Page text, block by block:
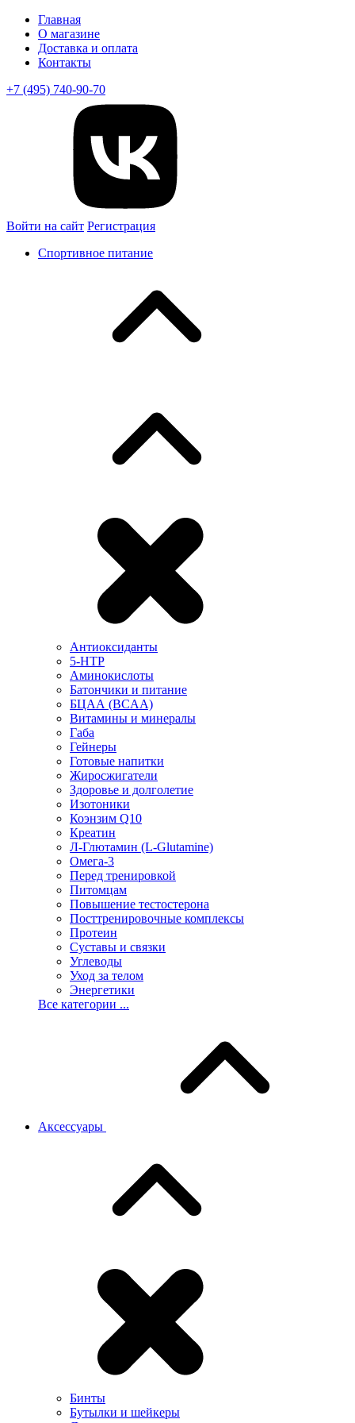
Главная
О магазине
Доставка и оплата
Контакты
+7 (495) 740-90-70
Войти на сайт Регистрация
Спортивное питание
Антиоксиданты
5-HTP
Аминокислоты
Батончики и питание
БЦАА (BCAA)
Витамины и минералы
Габа
Гейнеры
Готовые напитки
Жиросжигатели
Здоровье и долголетие
Изотоники
Коэнзим Q10
Креатин
Л-Глютамин (L-Glutamine)
Омега-3
Перед тренировкой
Питомцам
Повышение тестостерона
Посттренировочные комплексы
Протеин
Суставы и связки
Углеводы
Уход за телом
Энергетики
Все категории ...
Аксессуары
Бинты
Бутылки и шейкеры